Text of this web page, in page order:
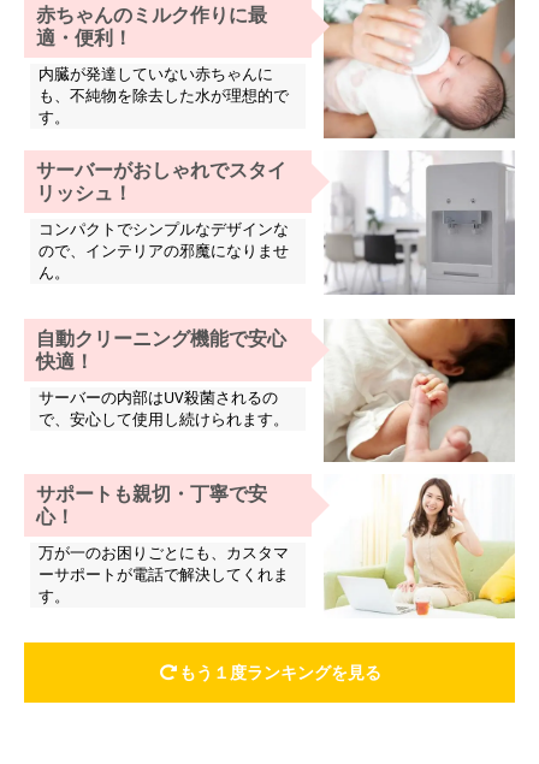
赤ちゃんのミルク作りに最
適・便利！
内臓が発達していない赤ちゃんに
も、不純物を除去した水が理想的で
す。
サーバーがおしゃれでスタイ
リッシュ！
コンパクトでシンプルなデザインな
ので、インテリアの邪魔になりませ
ん。
自動クリーニング機能で安心
快適！
サーバーの内部はUV殺菌されるの
で、安心して使用し続けられます。
サポートも親切・丁寧で安
心！
万が一のお困りごとにも、カスタマ
ーサポートが電話で解決してくれま
す。
もう１度ランキングを見る